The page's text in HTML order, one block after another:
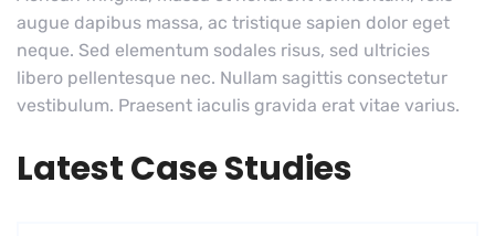
augue dapibus massa, ac tristique sapien dolor eget
neque. Sed elementum sodales risus, sed ultricies
libero pellentesque nec. Nullam sagittis consectetur
vestibulum. Praesent iaculis gravida erat vitae varius.
Latest Case Studies
Software